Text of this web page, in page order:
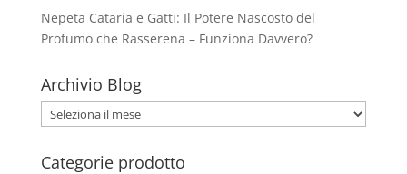
Nepeta Cataria e Gatti: Il Potere Nascosto del
Profumo che Rasserena – Funziona Davvero?
Archivio Blog
Archivio
Blog
Categorie prodotto